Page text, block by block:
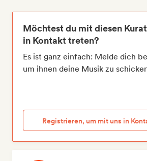
Möchtest du mit diesen
in Kontakt treten?
Es ist ganz einfach: Melde dich
um ihnen deine Musik zu
Registrieren, um mit uns in